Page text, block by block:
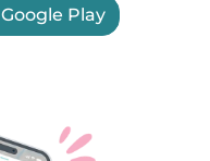
Google Play